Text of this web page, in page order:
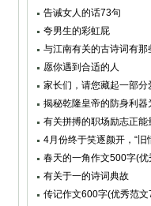
告诫女人的话73句
夸男生的彩虹屁
与江南有关的古诗词有那
愿你遇到合适的人
家长们，请您藏起一部分
揭秘乾隆皇帝的防身利器
子？
有关拼搏的职场励志正
句)
4月份终于笑逐颜开，“旧
座，太准
春天的一角作文500字(
有关于一的诗词典故
传记作文600字(优秀范文